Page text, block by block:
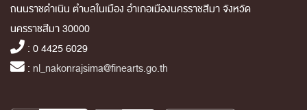
ถนนราชดำเนิน ตำบลในเมือง อำเภอเมืองนครราชสีมา จังหวัด
นครราชสีมา 30000
: 0 4425 6029
: nl_nakonrajsima@finearts.go.th